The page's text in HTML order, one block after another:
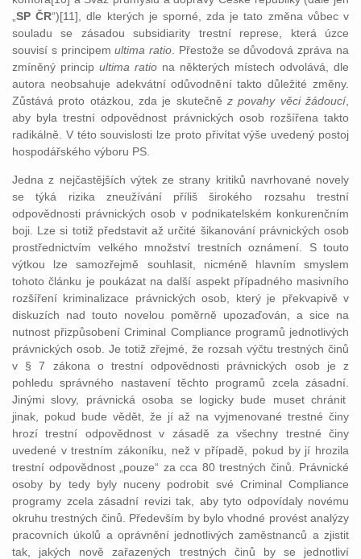
SP ČR“)[11], dle kterých je sporné, zda je tato změna vůbec v
souladu se zásadou subsidiarity trestní represe, která úzce
souvisí s principemultima ratio . Přestože se důvodová zpráva na
zmíněný princip ultima ratio na některých místech odvolává, dle
autora neobsahuje adekvátní odůvodnění takto důležité změny.
Zůstává proto otázkou, zda je skutečně z povahy věci žádoucí,
aby byla trestní odpovědnost právnických osob rozšířena takto
radikálně. V této souvislosti lze proto přivítat výše uvedený postoj
hospodářského výboru PS.
Jedna z nejčastějších výtek ze strany kritiků navrhované novely
se týká rizika zneužívání příliš širokého rozsahu trestní
odpovědnosti právnických osob v podnikatelském konkurenčním
boji. Lze si totiž představit až určité šikanování právnických osob
prostřednictvím velkého množství trestních oznámení. S touto
výtkou lze samozřejmě souhlasit, nicméně hlavním smyslem
tohoto článku je poukázat na další aspekt případného masivního
rozšíření kriminalizace právnických osob, který je překvapivě v
diskuzích nad touto novelou poměrně upozaďován, a sice na
nutnost přizpůsobení Criminal Compliance programů jednotlivých
právnických osob. Je totiž zřejmé, že rozsah výčtu trestných činů
v § 7 zákona o trestní odpovědnosti právnických osob je z
pohledu správného nastavení těchto programů zcela zásadní.
Jinými slovy, právnická osoba se logicky bude muset chránit
jinak, pokud bude vědět, že jí až na vyjmenované trestné činy
hrozí trestní odpovědnost v zásadě za všechny trestné činy
uvedené v trestním zákoníku, než v případě, pokud by jí hrozila
trestní odpovědnost „pouze“ za cca 80 trestných činů. Právnické
osoby by tedy byly nuceny podrobit své Criminal Compliance
programy zcela zásadní revizi tak, aby tyto odpovídaly novému
okruhu trestných činů. Především by bylo vhodné provést analýzy
pracovních úkolů a oprávnění jednotlivých zaměstnanců a zjistit
tak, jakých nově zařazených trestných činů by se jednotliví